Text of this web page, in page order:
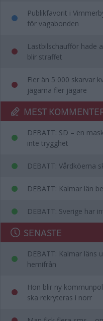
Publikfavorit i
för vagabonden
Lastbilschaufför hade
blir straffet
Fler än 5 000 skarvar
jägarna fler jägare
MEST
DEBATT: SD – en
inte trygghet
DEBATT: Vårdköerna
DEBATT: Kalmar län
DEBATT: Sverige har
SENASTE
DEBATT: Kalmar läns
hemifrån
Hon blir ny
ska rekryteras i norr